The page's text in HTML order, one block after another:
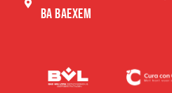
BA BAEXEM